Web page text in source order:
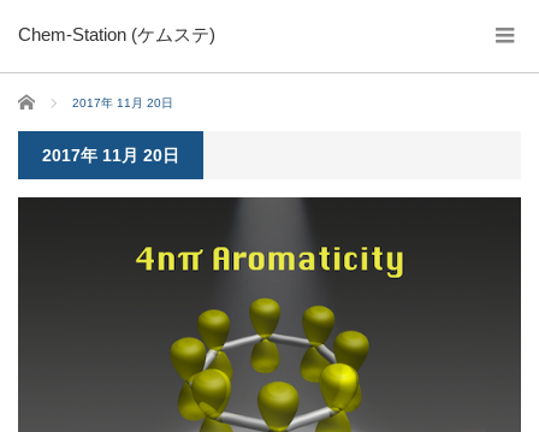
Chem-Station (ケムステ)
ホーム 2017年 11月 20日
2017年 11月 20日